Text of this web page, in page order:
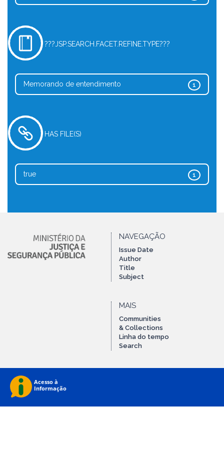
???JSP.SEARCH.FACET.REFINE.TYPE???
1
Memorando de entendimento
HAS FILE(S)
1
true
NAVEGAÇÃO
Issue Date
Author
Title
Subject
MAIS
Communities
& Collections
Linha do tempo
Search